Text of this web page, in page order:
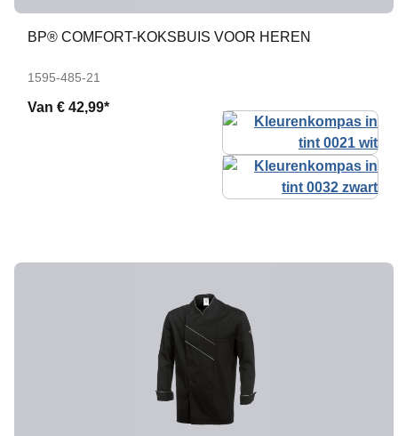
BP® COMFORT-KOKSBUIS VOOR HEREN
1595-485-21
Van € 42,99*